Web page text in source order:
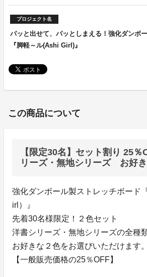
プロジェクト名
パッと出せて、パッとしまえる！強化ダンボ
『脚軽～ル(Ashi Girl)』
この商品について
【限定30名】セット割り 25
リーズ・無地シリーズ お好
強化ダンボール製ストレッチボード
irl）』
先着30名様限定！２色セット
洋書シリーズ・無地シリーズの全種
お好きな２色をお選びいただけます。
【一般販売価格の25％OFF】